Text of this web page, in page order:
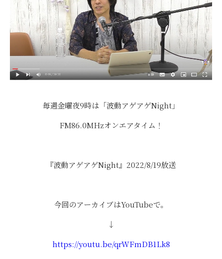
毎週金曜夜9時は「波動アゲアゲNight」
FM86.0MHzオンエアタイム！
『波動アゲアゲNight』2022/8/19放送
今回のアーカイブはYouTubeで。
↓
https://youtu.be/qrWFmDB1Lk8